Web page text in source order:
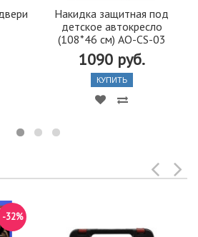
Накидка защитная под
детское автокресло
(108*46 см) AO-CS-03
1090 руб.
КУПИТЬ
-32%